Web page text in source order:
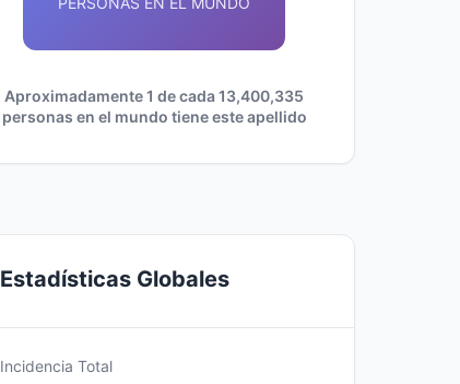
Aproximadamente 1 de cada 13,400,335
personas en el mundo tiene este apellido
Estadísticas Globales
Incidencia Total